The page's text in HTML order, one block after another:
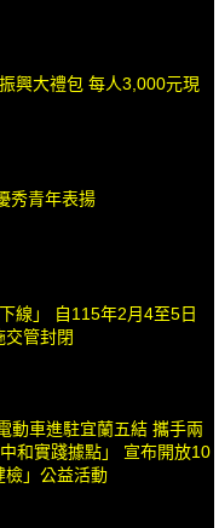
興大禮包 每人3,000元現
秀青年表揚
線」 自115年2月4至5日
交管封閉
動車進駐宜蘭五結 攜手兩
和實踐據點」 宣布開放10
檢」公益活動